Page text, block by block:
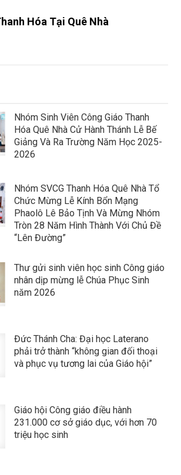
Hóa Tại Quê Nhà
Nhóm Sinh Viên Công Giáo Thanh
Hóa Quê Nhà Cử Hành Thánh Lễ Bế
Giảng Và Ra Trường Năm Học 2025-
2026
Nhóm SVCG Thanh Hóa Quê Nhà Tổ
Chức Mừng Lễ Kính Bổn Mạng
Phaolô Lê Bảo Tịnh Và Mừng Nhóm
Tròn 28 Năm Hình Thành Với Chủ Đề
“Lên Đường”
Thư gửi sinh viên học sinh Công giáo
nhân dịp mừng lễ Chúa Phục Sinh
năm 2026
Đức Thánh Cha: Đại học Laterano
phải trở thành “không gian đối thoại
và phục vụ tương lai của Giáo hội”
Giáo hội Công giáo điều hành
231.000 cơ sở giáo dục, với hơn 70
triệu học sinh